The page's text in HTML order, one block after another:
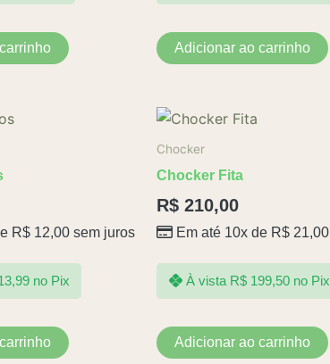
Adicionar ao carrinho
R$ 12,00 sem juros
no Pix
Chocker
Chocker Fita
R$ 210,00
Em até 10x de R$ 21,00
À vista R$199,50 no Pix
Adicionar ao carrinho